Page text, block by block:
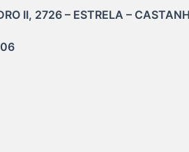
II, 2726 – ESTRELA –